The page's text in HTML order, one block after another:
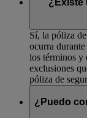
Sí, la póliza
ocurra
los términos y
exclusiones
póliza de
¿Puedo